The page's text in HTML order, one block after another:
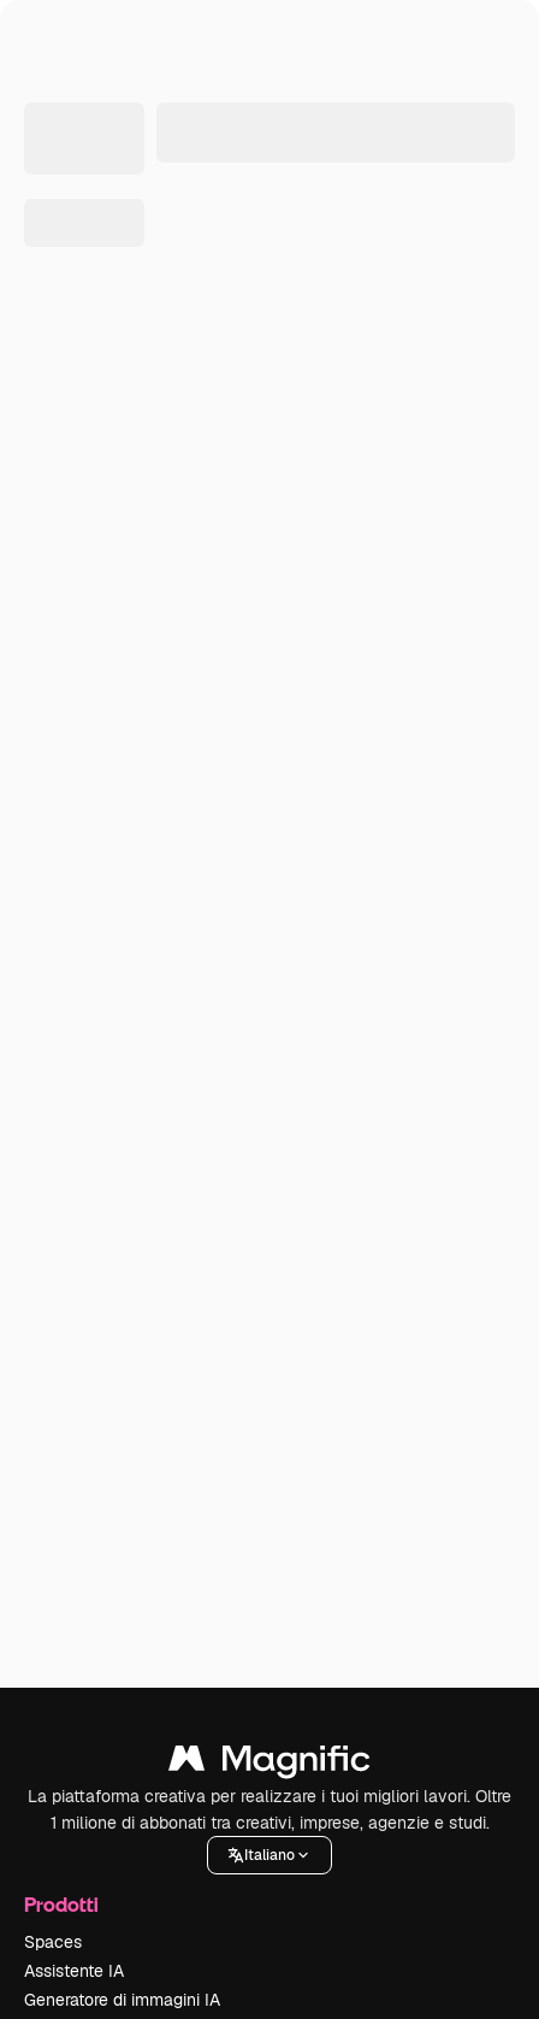
La piattaforma creativa per realizzare i tuoi migliori lavori. Oltre
1 milione di abbonati tra creativi, imprese, agenzie e studi.
Italiano
Prodotti
Spaces
Assistente IA
Generatore di immagini IA